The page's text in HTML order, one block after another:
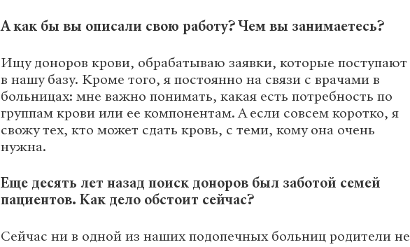
А как бы вы описали свою работу? Чем вы занимаетесь?
Ищу доноров крови, обрабатываю заявки, которые поступают
в нашу базу. Кроме того, я постоянно на связи с врачами в
больницах: мне важно понимать, какая есть потребность по
группам крови или ее компонентам. А если совсем коротко, я
свожу тех, кто может сдать кровь, с теми, кому она очень
нужна.
Еще десять лет назад поиск доноров был заботой семей
пациентов. Как дело обстоит сейчас?
Сейчас ни в одной из наших подопечных больниц родители не